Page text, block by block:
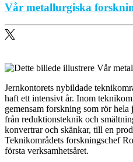
Vår metallurgiska
Jernkontorets nybildade
haft ett intensivt år. Inom
gemensam forskning som rör
från reduktionsteknik och
konvertrar och skänkar, till en
Teknikområdets forskningschef
första verksamhetsåret.